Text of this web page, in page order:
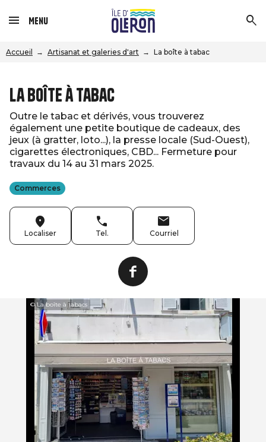
Menu
Accueil Artisanat et galeries d'art La boîte à tabac
La boîte à tabac
Outre le tabac et dérivés, vous trouverez
également une petite boutique de cadeaux, des
jeux (à gratter, loto...), la presse locale (Sud-Ouest),
cigarettes électroniques, CBD... Fermeture pour
travaux du 14 au 31 mars 2025.
Commerces
Localiser Tel. Courriel
© La boîte à tabacs